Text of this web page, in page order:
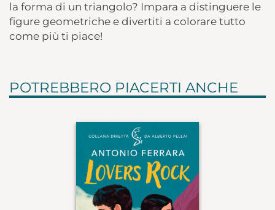
la forma di un triangolo? Impara a distinguere le
figure geometriche e divertiti a colorare tutto
come più ti piace!
POTREBBERO PIACERTI ANCHE